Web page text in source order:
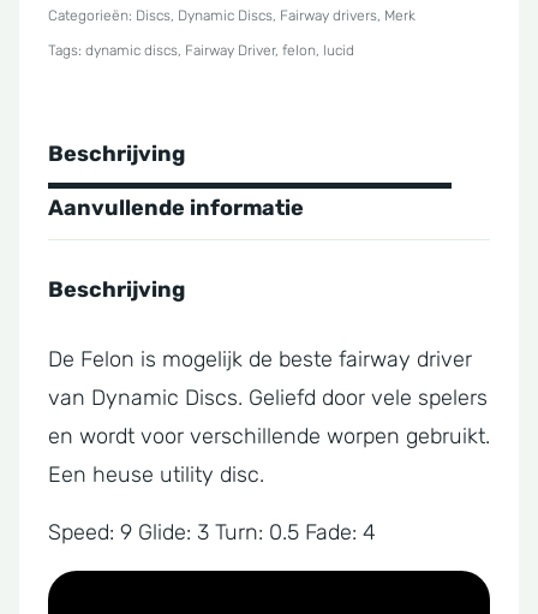
aantal
Categorieën: Discs, Dynamic Discs, Fairway drivers, Merk
Tags: dynamic discs, Fairway Driver, felon, lucid
Beschrijving
Aanvullende informatie
Beschrijving
De Felon is mogelijk de beste fairway driver
van Dynamic Discs. Geliefd door vele spelers
en wordt voor verschillende worpen gebruikt.
Een heuse utility disc.
Speed: 9 Glide: 3 Turn: 0.5 Fade: 4